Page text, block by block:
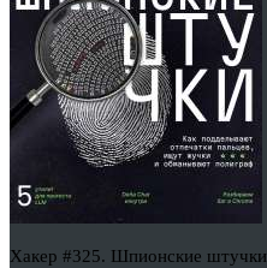
Хакер #325. Шпионские штучки